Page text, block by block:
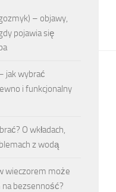
– objawy,
pojawia się
jak wybrać
i funkcjonalny
O wkładach,
z wodą
wieczorem może
bezsenność?